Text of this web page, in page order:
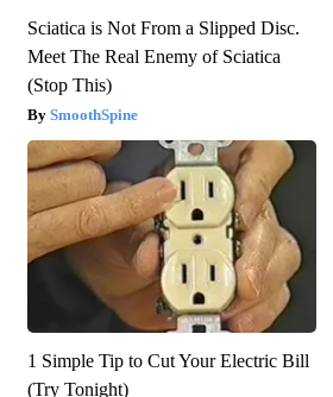
Sciatica is Not From a Slipped Disc.
Meet The Real Enemy of Sciatica
(Stop This)
SmoothSpine
1 Simple Tip to Cut Your Electric Bill
(Try Tonight)